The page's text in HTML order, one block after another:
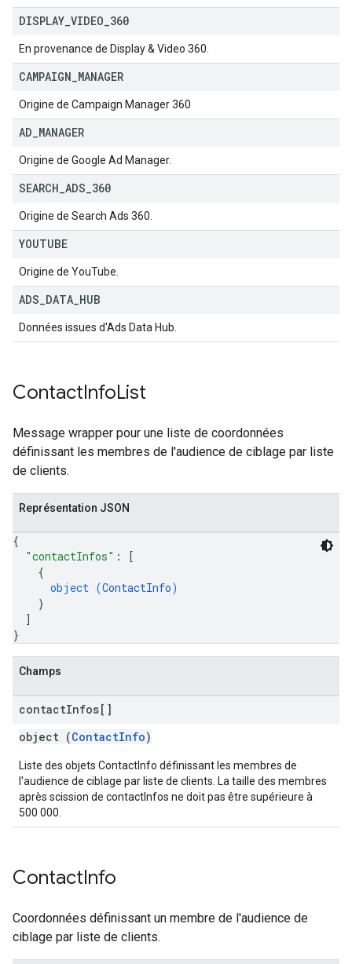
DISPLAY VIDEO 360
En provenance de Display & Video 360.
CAMPAIGN MANAGER
Origine de Campaign Manager 360
AD MANAGER
Origine de Google Ad Manager.
SEARCH ADS 360
Origine de Search Ads 360.
YOUTUBE
Origine de YouTube.
ADS DATA HUB
Données issues d'Ads Data Hub.
ContactInfoList
Message wrapper pour une liste de coordonnées
définissant les membres de l'audience de ciblage par liste
de clients.
Représentation JSON
{
"contactInfos" :
[
{
object (ContactInfo)
}
]
}
Champs
contactInfos[]
object (ContactInfo)
Liste des objets ContactInfo définissant les membres de
l'audience de ciblage par liste de clients. La taille des membres
après scission de contactInfos ne doit pas être supérieure à
500 000.
ContactInfo
Coordonnées définissant un membre de l'audience de
ciblage par liste de clients.